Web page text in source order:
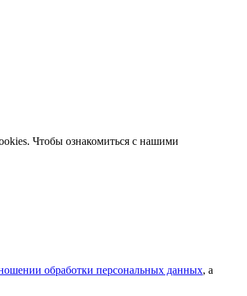
Чтобы ознакомиться с нашими
обработки персональных данных, а